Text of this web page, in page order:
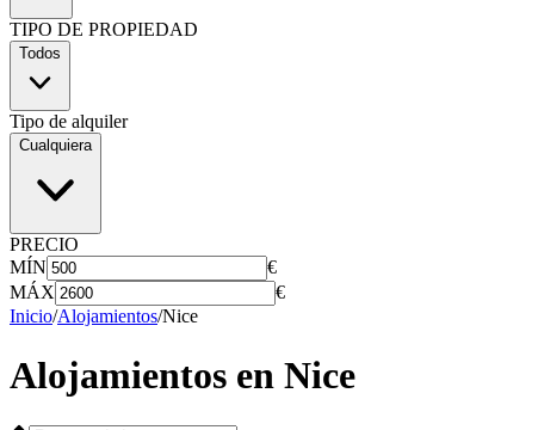
TIPO DE PROPIEDAD
Todos
Tipo de alquiler
Cualquiera
PRECIO
MÍN
€
MÁX
€
Inicio/Alojamientos/Nice
Alojamientos en Nice